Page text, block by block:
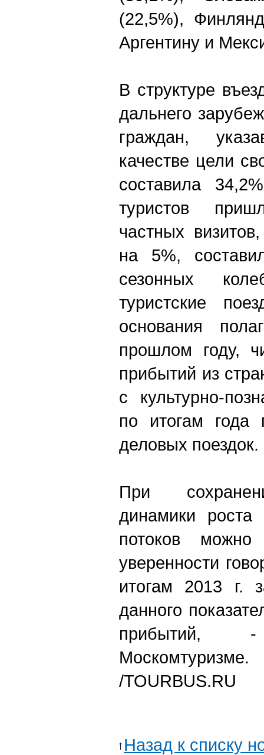
(22,5%),
Аргентину и
В структуре
дальнего
граждан,
качестве цели
составила
туристов
частных
на 5%,
сезонных
туристские
основания
прошлом году,
прибытий из
с культурно-
по итогам года
деловых поездок.
При
динамики роста
потоков
уверенности
итогам 2013 г.
данного
Москомтуризме.
/TOURBUS.RU
Назад к списку